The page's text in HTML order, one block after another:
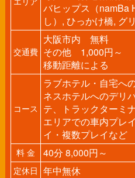
バヒップス（namBa
し）, ひっかけ橋, グ
交通費
大阪市内 無料
その他 1,000円～
移動距離による
コース
ラブホテル・自宅へ
ネスホテルへのデリ
テ、トラックターミ
エリアでの車内プレ
イ・複数プレイなど
料 金 40分 8,000円～
定休日 年中無休